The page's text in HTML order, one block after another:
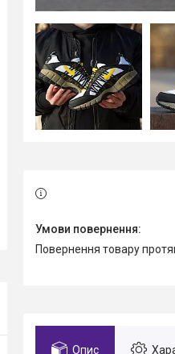
повернення товару
Опис